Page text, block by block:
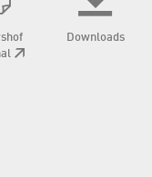
Downloads